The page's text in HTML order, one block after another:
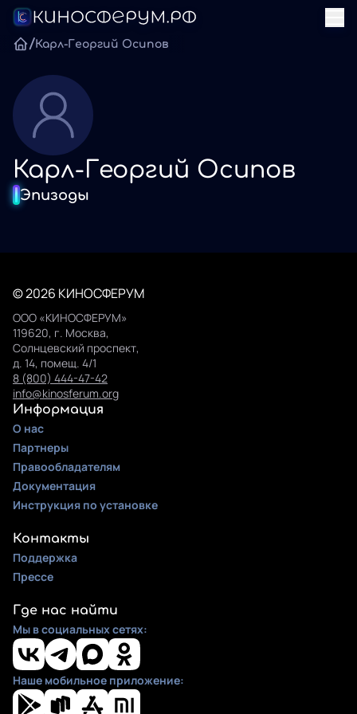
/Карл-Георгий Осипов
Карл-Георгий Осипов
Эпизоды
© 2026 КИНОСФЕРУМ
ООО «КИНОСФЕРУМ»
119620, г. Москва,
Солнцевский проспект,
д. 14, помещ. 4/1
8 (800) 444-47-42
info@kinosferum.org
Информация
О нас
Партнеры
Правообладателям
Документация
Инструкция по установке
Контакты
Поддержка
Прессе
Где нас найти
Мы в социальных сетях:
Наше мобильное приложение: